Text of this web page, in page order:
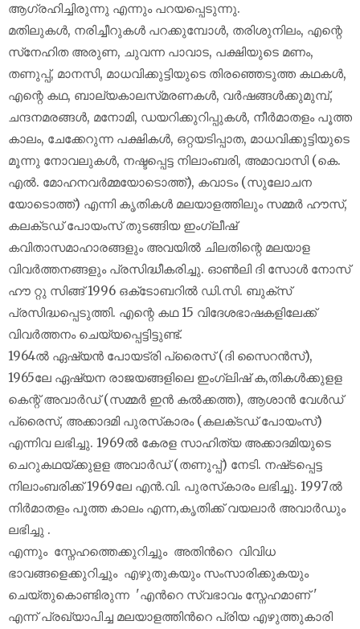
ആഗ്രഹിച്ചിരുന്നു എന്നും പറയപ്പെടുന്നു.
മതിലുകൾ, നരിച്ചീറുകൾ പറക്കുമ്പോൾ, തരിശുനിലം, എന്റെ
സ്‌നേഹിത അരുണ, ചുവന്ന പാവാട, പക്ഷിയുടെ മണം,
തണുപ്പ്‌, മാനസി, മാധവിക്കുട്ടിയുടെ തിരഞ്ഞെടുത്ത കഥകൾ,
എന്റെ കഥ, ബാല്യകാലസ്‌മരണകൾ, വർഷങ്ങൾക്കുമുമ്പ്‌,
ചന്ദനമരങ്ങൾ, മനോമി, ഡയറിക്കുറിപ്പുകൾ, നീർമാതളം പൂത്ത
കാലം, ചേക്കേറുന്ന പക്ഷികൾ, ഒറ്റയടിപ്പാത, മാധവിക്കുട്ടിയുടെ
മൂന്നു നോവലുകൾ, നഷ്ടപ്പെട്ട നിലാംബരി, അമാവാസി (കെ.
എൽ. മോഹനവർമ്മയോടൊത്ത്), കവാടം (സുലോചന​
‍യോടൊത്ത്) എന്നി കൃതികൾ മലയാളത്തിലും സമ്മർ ഹൗസ്‌,
കലക്‌ടഡ്‌ പോയംസ്‌ തുടങ്ങിയ ഇംഗ്ലീഷ്‌
കവിതാസമാഹാരങ്ങളും അവയിൽ ചിലതിന്റെ മലയാള
വിവർത്തനങ്ങളും പ്രസിദ്ധീകരിച്ചു. ഓൺലി ദി സോൾ നോസ്‌
ഹൗ റ്റു സിങ്ങ്‌ 1996 ഒക്‌ടോബറിൽ ഡി.സി. ബുക്‌സ്‌
പ്രസിദ്ധപ്പെടുത്തി. എന്റെ കഥ 15 വിദേശഭാഷകളിലേക്ക്‌
വിവർത്തനം ചെയ്യപ്പെട്ടിട്ടുണ്ട്‌.
1964ൽ ഏഷ്യൻ പോയട്രി പ്രൈസ്‌ (ദി സൈറൻസ്‌),
1965ലേ ഏഷ്യന രാജയങ്ങളിലെ ഇംഗ്ലിഷ്‌ ക,തികൾക്കുളള
കെന്റ്‌ അവാർഡ്‌ (സമ്മർ ഇൻ കൽക്കത്ത), ആശാൻ വേൾഡ്‌
പ്രൈസ്‌, അക്കാദമി പുരസ്‌കാരം (കലക്‌ടഡ്‌ പോയംസ്‌)
എന്നിവ ലഭിച്ചു. 1969ൽ കേരള സാഹിത്യ അക്കാദമിയുടെ
ചെറുകഥയ്‌ക്കുളള അവാർഡ്‌ (തണുപ്പ്‌) നേടി. നഷ്‌ടപ്പെട്ട
നിലാംബരിക്ക്‌ 1969ലേ എൻ.വി. പുരസ്‌കാരം ലഭിച്ചു. 1997ൽ
നിർമാതളം പൂത്ത കാലം എന്ന,കൃതിക്ക്‌ വയലാർ അവാർഡും
ലഭിച്ചു .
എന്നും സ്നേഹത്തെക്കുറിച്ചും അതിന്‍റെ വിവിധ
ഭാവങ്ങളെക്കുറിച്ചും എഴുതുകയും സംസാരിക്കുകയും
ചെയ്തുകൊണ്ടിരുന്ന 'എന്‍റെ സ്വഭാവം സ്നേഹമാണ് '
എന്ന് പ്രഖ്യാപിച്ച മലയാളത്തിന്‍റെ പ്രിയ എഴുത്തുകാരി